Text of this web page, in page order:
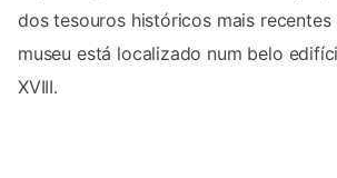
dos tesouros históricos mais recentes
museu está localizado num belo
XVIII.